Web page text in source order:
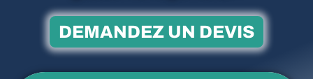
DEMANDEZ UN DEVIS